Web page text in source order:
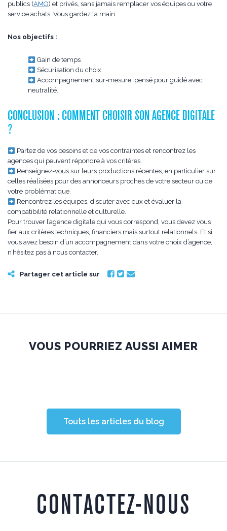
publics (AMO) et privés, sans jamais remplacer vos équipes ou votre
service achats. Vous gardez la main.
Nos objectifs :
Gain de temps
Sécurisation du choix
Accompagnement sur-mesure, pensé pour guidé avec
neutralité.
CONCLUSION : COMMENT CHOISIR SON AGENCE DIGITALE
?
Partez de vos besoins et de vos contraintes et rencontrez les
agences qui peuvent répondre à vos critères.
Renseignez-vous sur leurs productions récentes, en particulier sur
celles réalisées pour des annonceurs proches de votre secteur ou de
votre problématique.
Rencontrez les équipes, discuter avec eux et évaluer la
compatibilité relationnelle et culturelle.
Pour trouver l’agence digitale qui vous correspond, vous devez vous
fier aux critères techniques, financiers mais surtout relationnels. Et si
vous avez besoin d’un accompagnement dans votre choix d’agence,
n’hésitez pas à nous contacter.
Partager cet article sur
VOUS POURRIEZ AUSSI AIMER
Touts les articles du blog
CONTACTEZ-NOUS